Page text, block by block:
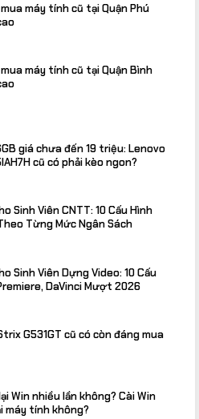
máy tính cũ tại Quận Phú
máy tính cũ tại Quận Bình
giá chưa đến 19 triệu: Lenovo
cũ có phải kèo ngon?
Sinh Viên CNTT: 10 Cấu Hình
Từng Mức Ngân Sách
Sinh Viên Dựng Video: 10 Cấu
DaVinci Mượt 2026
G531GT cũ có còn đáng mua
Win nhiều lần không? Cài Win
máy tính không?